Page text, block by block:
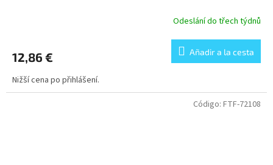
Odeslání do třech týdnů
12,86 € Añadir a la cesta
Nižší cena po přihlášení.
Código: FTF-72108